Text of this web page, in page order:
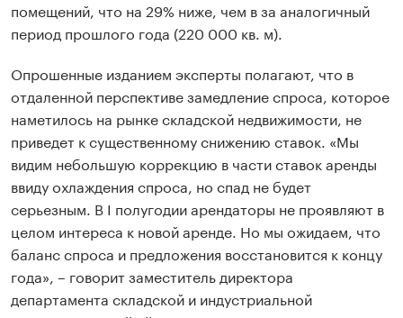
помещений, что на 29% ниже, чем в за аналогичный
период прошлого года (220 000 кв. м).
Опрошенные изданием эксперты полагают, что в
отдаленной перспективе замедление спроса, которое
наметилось на рынке складской недвижимости, не
приведет к существенному снижению ставок. «Мы
видим небольшую коррекцию в части ставок аренды
ввиду охлаждения спроса, но спад не будет
серьезным. В I полугодии арендаторы не проявляют в
целом интереса к новой аренде. Но мы ожидаем, что
баланс спроса и предложения восстановится к концу
года», – говорит заместитель директора
департамента складской и индустриальной